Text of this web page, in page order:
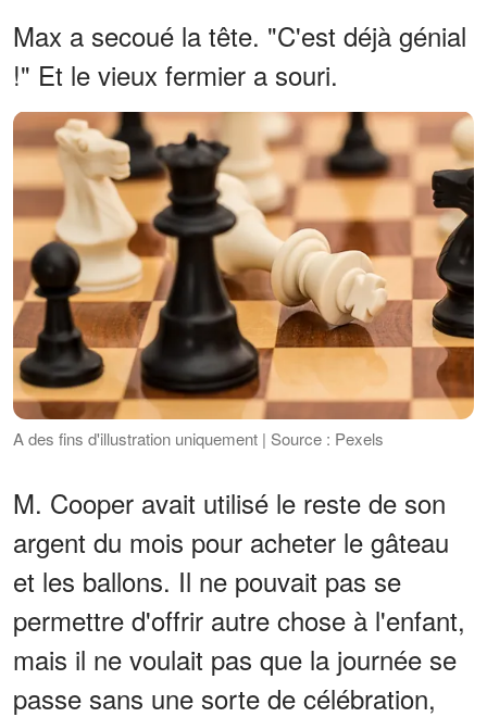
Max a secoué la tête. "C'est déjà génial
!" Et le vieux fermier a souri.
A des fins d'illustration uniquement | Source : Pexels
M. Cooper avait utilisé le reste de son
argent du mois pour acheter le gâteau
et les ballons. Il ne pouvait pas se
permettre d'offrir autre chose à l'enfant,
mais il ne voulait pas que la journée se
passe sans une sorte de célébration,